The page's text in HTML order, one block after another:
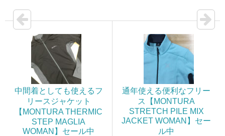
中間着としても使えるフ
リースジャケット
【MONTURA THERMIC
STEP MAGLIA
WOMAN】セール中
通年使える便利なフリー
ス【MONTURA
STRETCH PILE MIX
JACKET WOMAN】セー
ル中